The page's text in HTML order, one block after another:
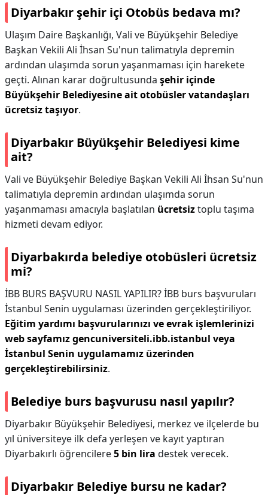
Diyarbakır şehir içi Otobüs bedava mı?
Ulaşım Daire Başkanlığı, Vali ve Büyükşehir Belediye
Başkan Vekili Ali İhsan Su'nun talimatıyla depremin
ardından ulaşımda sorun yaşanmaması için harekete
geçti. Alınan karar doğrultusunda şehir içinde
Büyükşehir Belediyesine ait otobüsler vatandaşları
ücretsiz taşıyor.
Diyarbakır Büyükşehir Belediyesi kime
ait?
Vali ve Büyükşehir Belediye Başkan Vekili Ali İhsan Su'nun
talimatıyla depremin ardından ulaşımda sorun
yaşanmaması amacıyla başlatılan ücretsiztoplu taşıma
hizmeti devam ediyor.
Diyarbakırda belediye otobüsleri ücretsiz
mi?
İBB BURS BAŞVURU NASIL YAPILIR? İBB burs başvuruları
İstanbul Senin uygulaması üzerinden gerçekleştiriliyor.
Eğitim yardımı başvurularınızı ve evrak işlemlerinizi
web sayfamız gencuniversiteli.ibb.istanbul veya
İstanbul Senin uygulamamız üzerinden
gerçekleştirebilirsiniz.
Belediye burs başvurusu nasıl yapılır?
Diyarbakır Büyükşehir Belediyesi, merkez ve ilçelerde bu
yıl üniversiteye ilk defa yerleşen ve kayıt yaptıran
Diyarbakırlı öğrencilere5 bin lira destek verecek.
Diyarbakır Belediye bursu ne kadar?